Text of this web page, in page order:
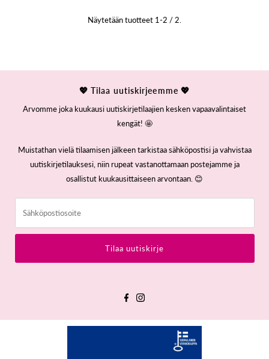
Näytetään tuotteet 1-2 / 2.
💖 Tilaa uutiskirjeemme 💖
Arvomme joka kuukausi uutiskirjetilaajien kesken vapaavalintaiset
kengät! 🤩
Muistathan vielä tilaamisen jälkeen tarkistaa sähköpostisi ja vahvistaa
uutiskirjetilauksesi, niin rupeat vastanottamaan postejamme ja
osallistut kuukausittaiseen arvontaan. 😊
Tilaa uutiskirje